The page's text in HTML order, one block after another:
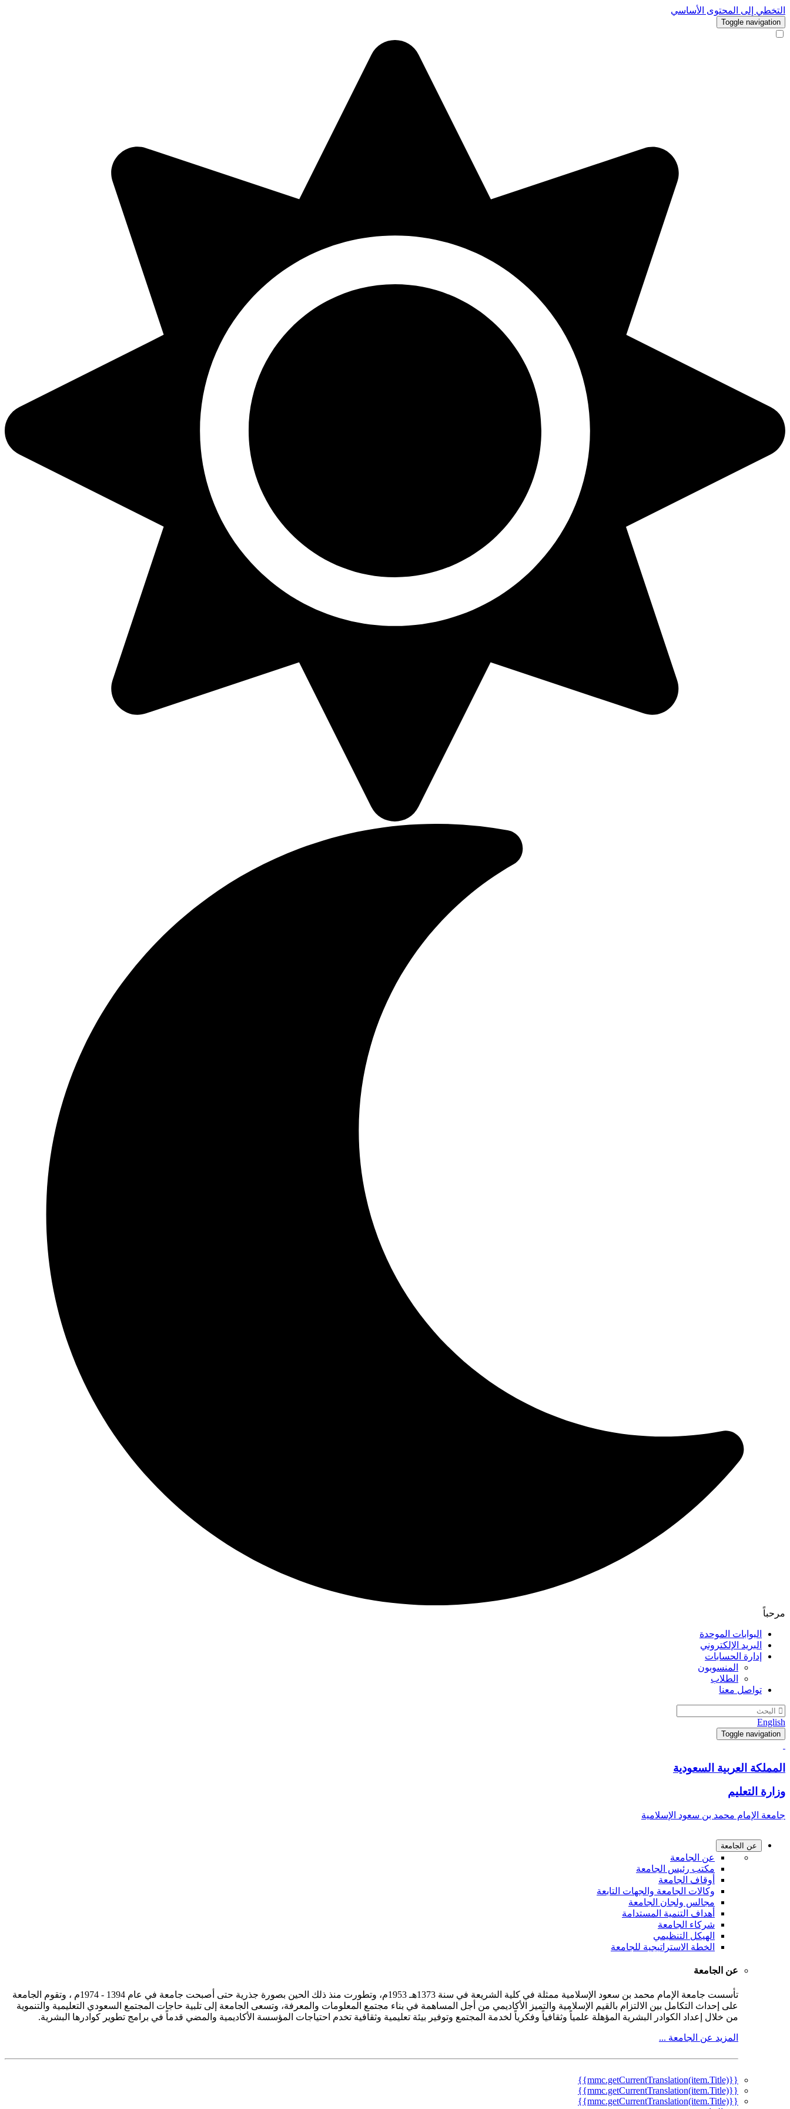
التخطي إلى المحتوى الأساسي
Toggle navigation
مرحباً
البوابات الموحدة
البريد الإلكتروني
إدارة الحسابات
المنسوبون
الطلاب
تواصل معنا
English
Toggle navigation
المملكة العربية السعودية
وزارة التعليم
جامعة الإمام محمد بن سعود الإسلامية
عن الجامعة
عن الجامعة
مكتب رئيس الجامعة
أوقاف الجامعة
وكالات الجامعة والجهات التابعة
مجالس ولجان الجامعة
أهداف التنمية المستدامة
شركاء الجامعة
الهيكل التنظيمي
الخطة الاستراتيجية للجامعة
عن الجامعة
تأسست جامعة الإمام محمد بن سعود الإسلامية ممثلة في كلية الشريعة في سنة 1373هـ 1953م، وتطورت منذ ذلك الحين بصورة جذرية حتى أصبحت جامعة في عام 1394 - 1974م ، وتقوم الجامعة
على إحداث التكامل بين الالتزام بالقيم الإسلامية والتميز الأكاديمي من أجل المساهمة في بناء مجتمع المعلومات والمعرفة، وتسعى الجامعة إلى تلبية حاجات المجتمع السعودي التعليمية والتنموية
من خلال إعداد الكوادر البشرية المؤهلة علمياً وثقافياً وفكرياً لخدمة المجتمع وتوفير بيئة تعليمية وثقافية تخدم احتياجات المؤسسة الأكاديمية والمضي قدماً في برامج تطوير كوادرها البشرية.
المزيد عن الجامعة ...
{{mmc.getCurrentTranslation(item.Title)}}
{{mmc.getCurrentTranslation(item.Title)}}
{{mmc.getCurrentTranslation(item.Title)}}